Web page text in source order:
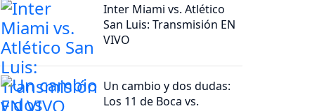
Inter Miami vs. Atlético
San Luis: Transmisión EN
VIVO
Un cambio y dos dudas:
Los 11 de Boca vs.